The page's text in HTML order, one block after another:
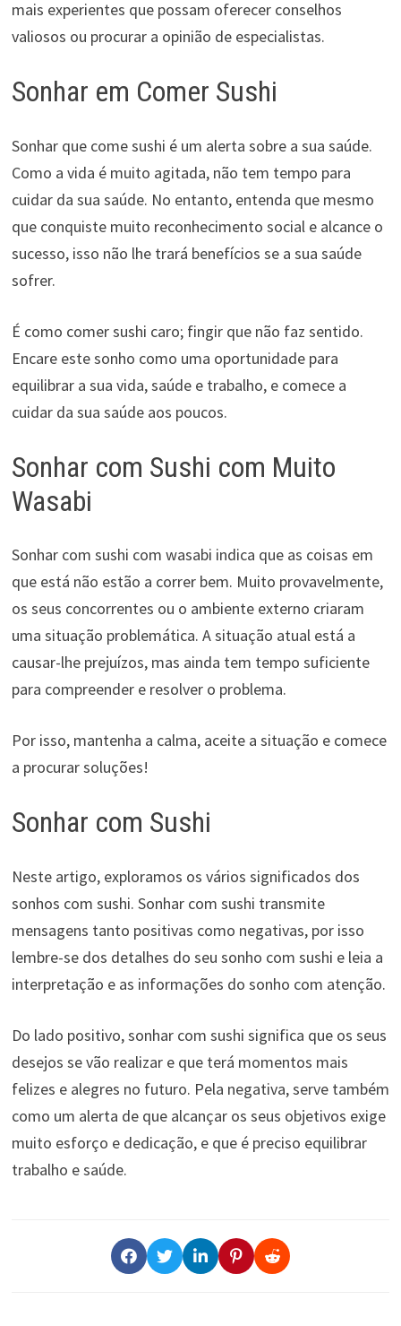
mais experientes que possam oferecer conselhos
valiosos ou procurar a opinião de especialistas.
Sonhar em Comer Sushi
Sonhar que come sushi é um alerta sobre a sua saúde.
Como a vida é muito agitada, não tem tempo para
cuidar da sua saúde. No entanto, entenda que mesmo
que conquiste muito reconhecimento social e alcance o
sucesso, isso não lhe trará benefícios se a sua saúde
sofrer.
É como comer sushi caro; fingir que não faz sentido.
Encare este sonho como uma oportunidade para
equilibrar a sua vida, saúde e trabalho, e comece a
cuidar da sua saúde aos poucos.
Sonhar com Sushi com Muito
Wasabi
Sonhar com sushi com wasabi indica que as coisas em
que está não estão a correr bem. Muito provavelmente,
os seus concorrentes ou o ambiente externo criaram
uma situação problemática. A situação atual está a
causar-lhe prejuízos, mas ainda tem tempo suficiente
para compreender e resolver o problema.
Por isso, mantenha a calma, aceite a situação e comece
a procurar soluções!
Sonhar com Sushi
Neste artigo, exploramos os vários significados dos
sonhos com sushi. Sonhar com sushi transmite
mensagens tanto positivas como negativas, por isso
lembre-se dos detalhes do seu sonho com sushi e leia a
interpretação e as informações do sonho com atenção.
Do lado positivo, sonhar com sushi significa que os seus
desejos se vão realizar e que terá momentos mais
felizes e alegres no futuro. Pela negativa, serve também
como um alerta de que alcançar os seus objetivos exige
muito esforço e dedicação, e que é preciso equilibrar
trabalho e saúde.